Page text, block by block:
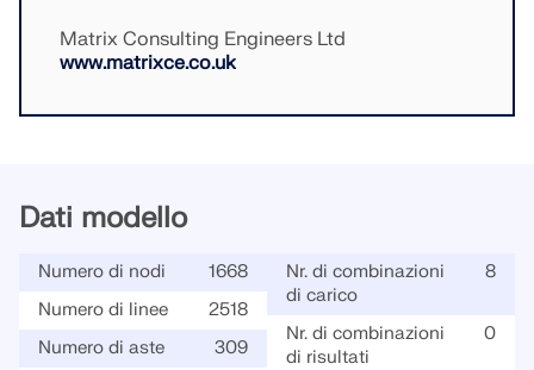
Geo-Zone Tool
Il servizio online Dlubal fornisce mappe delle zone
VERIFICA DELLE ZONE DI CARICO
Matrix Consulting Engineers Ltd
www.matrixce.co.uk
Dati modello
Numero di nodi
1668
Numero di linee
2518
Numero di aste
309
Nr. di combinazioni
di carico
8
Nr. di combinazioni
di risultati
0